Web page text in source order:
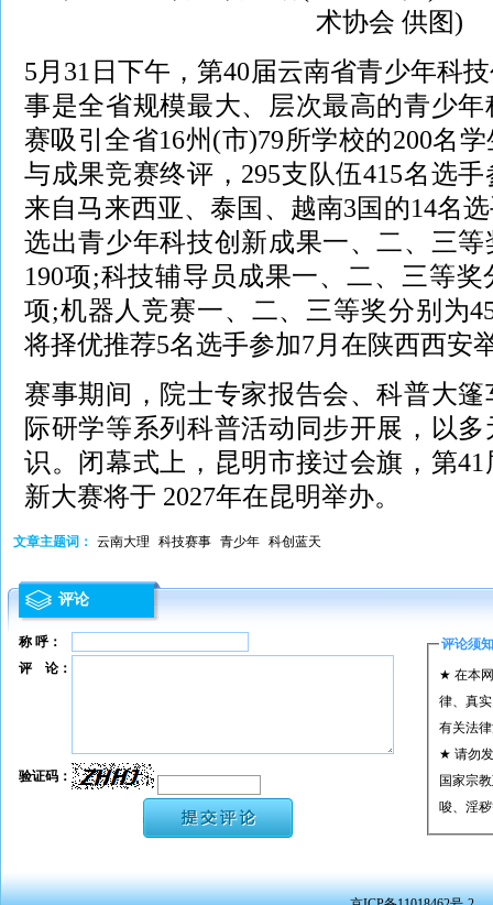
术协会 供图)
5月31日下午，第40届云南省青少年科
事是全省规模最大、层次最高的青少
赛吸引全省16州(市)79所学校的200名
与成果竞赛终评，295支队伍415名选
来自马来西亚、泰国、越南3国的14名
选出青少年科技创新成果一、二、三等
190项;科技辅导员成果一、二、三等奖
项;机器人竞赛一、二、三等奖分别为
将择优推荐5名选手参加7月在陕西西安
赛事期间，院士专家报告会、科普大
际研学等系列科普活动同步开展，以
识。闭幕式上，昆明市接过会旗，第
新大赛将于 2027年在昆明举办。
文章主题词： 云南大理 科技赛事 青少年 科创蓝天
评论
称 呼： 评论须知
★ 在本
律、真
有关法
★ 请勿
国家宗
唆、淫
★ 承担
★ 在本
评 论：
验证码：